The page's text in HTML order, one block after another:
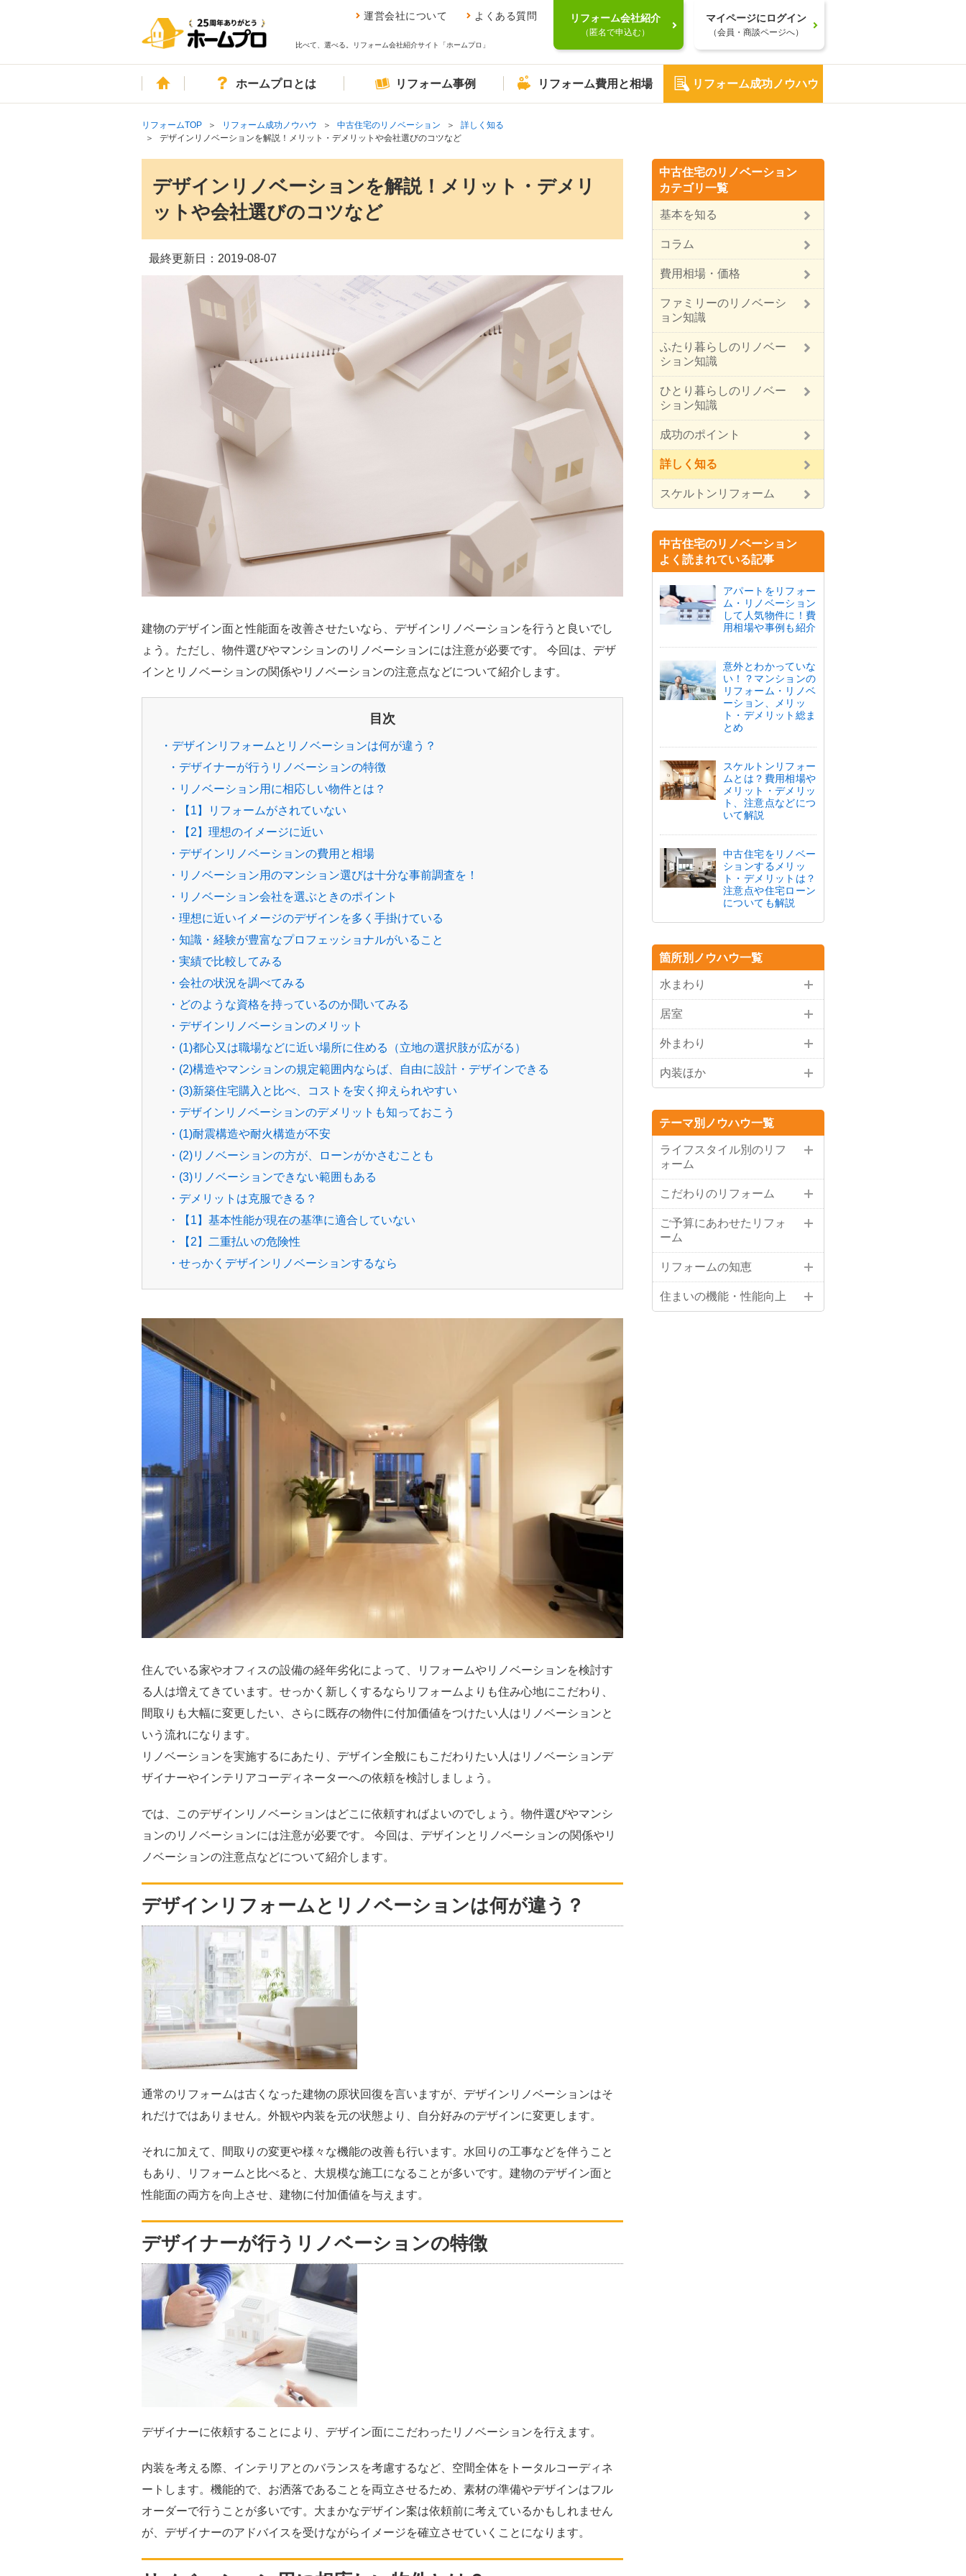
運営会社について よくある質問
比べて、選べる。リフォーム会社紹介サイト「ホームプロ」
リフォーム会社紹介
（匿名で申込む）
マイページにログイン
（会員・商談ページへ）
ホームホームプロとは リフォーム事例 リフォーム費用と相場 リフォーム成功ノウハウ
リフォームTOP リフォーム成功ノウハウ 中古住宅のリノベーション
詳しく知る
デザインリノベーションを解説！メリット・デメリットや会社選びのコツなど
デザインリノベーションを解説！メリット・デメリ
ットや会社選びのコツなど
最終更新日： 2019-08-07
建物のデザイン面と性能面を改善させたいなら、デザインリノベーションを行うと良いでし
ょう。ただし、物件選びやマンションのリノベーションには注意が必要です。 今回は、デザ
インとリノベーションの関係やリノベーションの注意点などについて紹介します。
目次
・デザインリフォームとリノベーションは何が違う？
・デザイナーが行うリノベーションの特徴
・リノベーション用に相応しい物件とは？
・【1】リフォームがされていない
・【2】理想のイメージに近い
・デザインリノベーションの費用と相場
・リノベーション用のマンション選びは十分な事前調査を！
・リノベーション会社を選ぶときのポイント
・理想に近いイメージのデザインを多く手掛けている
・知識・経験が豊富なプロフェッショナルがいること
・実績で比較してみる
・会社の状況を調べてみる
・どのような資格を持っているのか聞いてみる
・デザインリノベーションのメリット
・(1)都心又は職場などに近い場所に住める（立地の選択肢が広がる）
・(2)構造やマンションの規定範囲内ならば、自由に設計・デザインできる
・(3)新築住宅購入と比べ、コストを安く抑えられやすい
・デザインリノベーションのデメリットも知っておこう
・(1)耐震構造や耐火構造が不安
・(2)リノベーションの方が、ローンがかさむことも
・(3)リノベーションできない範囲もある
・デメリットは克服できる？
・【1】基本性能が現在の基準に適合していない
・【2】二重払いの危険性
・せっかくデザインリノベーションするなら
住んでいる家やオフィスの設備の経年劣化によって、リフォームやリノベーションを検討す
る人は増えてきています。せっかく新しくするならリフォームよりも住み心地にこだわり、
間取りも大幅に変更したい、さらに既存の物件に付加価値をつけたい人はリノベーションと
いう流れになります。
リノベーションを実施するにあたり、デザイン全般にもこだわりたい人はリノベーションデ
ザイナーやインテリアコーディネーターへの依頼を検討しましょう。
では、このデザインリノベーションはどこに依頼すればよいのでしょう。物件選びやマンシ
ョンのリノベーションには注意が必要です。 今回は、デザインとリノベーションの関係やリ
ノベーションの注意点などについて紹介します。
デザインリフォームとリノベーションは何が違う？
通常のリフォームは古くなった建物の原状回復を言いますが、デザインリノベーションはそ
れだけではありません。外観や内装を元の状態より、自分好みのデザインに変更します。
それに加えて、間取りの変更や様々な機能の改善も行います。水回りの工事などを伴うこと
もあり、リフォームと比べると、大規模な施工になることが多いです。建物のデザイン面と
性能面の両方を向上させ、建物に付加価値を与えます。
デザイナーが行うリノベーションの特徴
デザイナーに依頼することにより、デザイン面にこだわったリノベーションを行えます。
内装を考える際、インテリアとのバランスを考慮するなど、空間全体をトータルコーディネ
ートします。機能的で、お洒落であることを両立させるため、素材の準備やデザインはフル
オーダーで行うことが多いです。大まかなデザイン案は依頼前に考えているかもしれません
が、デザイナーのアドバイスを受けながらイメージを確立させていくことになります。
中古住宅のリノベーション
カテゴリ一覧
基本を知る
コラム
費用相場・価格
ファミリーのリノベーシ
ョン知識
ふたり暮らしのリノベー
ション知識
ひとり暮らしのリノベー
ション知識
成功のポイント
詳しく知る
スケルトンリフォーム
中古住宅のリノベーション
よく読まれている記事
アパートをリフォー
ム・リノベーション
して人気物件に！費
用相場や事例も紹介
意外とわかっていな
い！？マンションの
リフォーム・リノベ
ーション、メリッ
ト・デメリット総ま
とめ
スケルトンリフォー
ムとは？費用相場や
メリット・デメリッ
ト、注意点などにつ
いて解説
中古住宅をリノベー
ションするメリッ
ト・デメリットは？
注意点や住宅ローン
についても解説
箇所別ノウハウ一覧
水まわり
居室
外まわり
内装ほか
テーマ別ノウハウ一覧
ライフスタイル別のリフ
ォーム
こだわりのリフォーム
ご予算にあわせたリフォ
ーム
リフォームの知恵
住まいの機能・性能向上